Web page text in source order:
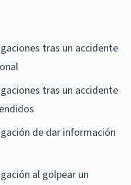
tras un accidente
tras un accidente
de dar información
al golpear un